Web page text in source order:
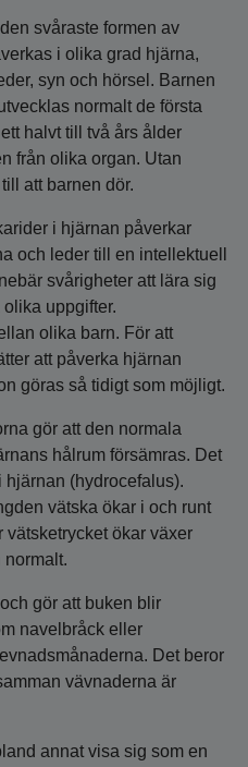
svåraste formen av
i olika grad hjärna,
syn och hörsel. Barnen
normalt de första
halvt till två års ålder
från olika organ. Utan
att barnen dör.
i hjärnan påverkar
och leder till en intellektuell
svårigheter att lära sig
uppgifter.
olika barn. För att
att påverka hjärnan
göras så tidigt som möjligt.
gör att den normala
hålrum försämras. Det
hjärnan (hydrocefalus).
vätska ökar i och runt
vätsketrycket ökar växer
normalt.
gör att buken blir
navelbråck eller
Det beror
vävnaderna är
annat visa sig som en